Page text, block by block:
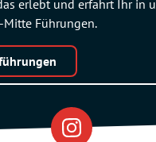
erlebt und erfahrt Ihr in
Mitte Führungen.